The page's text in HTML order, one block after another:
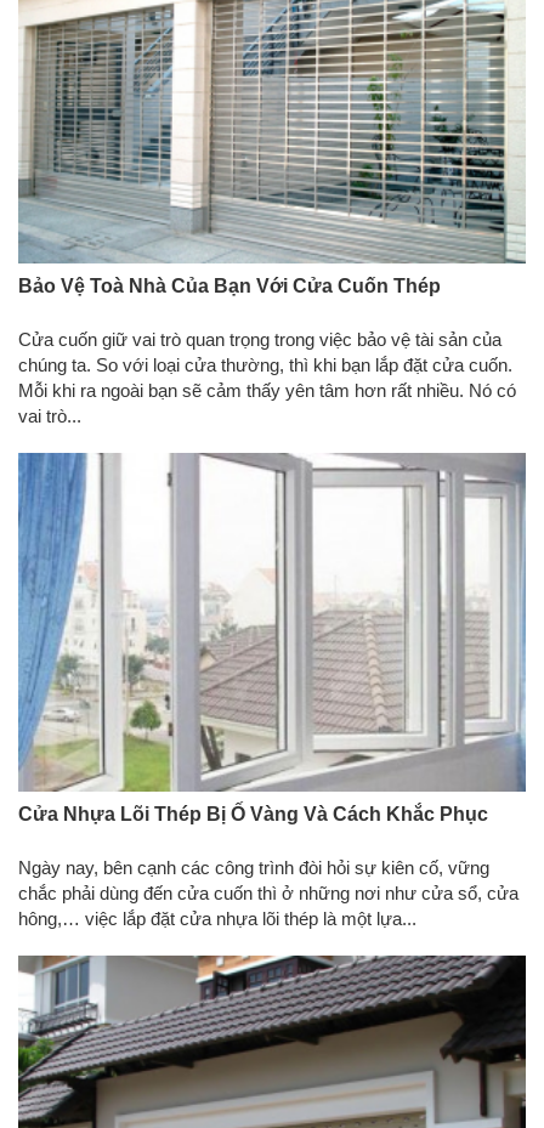
Bảo Vệ Toà Nhà Của Bạn Với Cửa Cuốn Thép
Cửa cuốn giữ vai trò quan trọng trong việc bảo vệ tài sản của
chúng ta. So với loại cửa thường, thì khi bạn lắp đặt cửa cuốn.
Mỗi khi ra ngoài bạn sẽ cảm thấy yên tâm hơn rất nhiều. Nó có
vai trò...
Cửa Nhựa Lõi Thép Bị Ố Vàng Và Cách Khắc Phục
Ngày nay, bên cạnh các công trình đòi hỏi sự kiên cố, vững
chắc phải dùng đến cửa cuốn thì ở những nơi như cửa sổ, cửa
hông,… việc lắp đặt cửa nhựa lõi thép là một lựa...